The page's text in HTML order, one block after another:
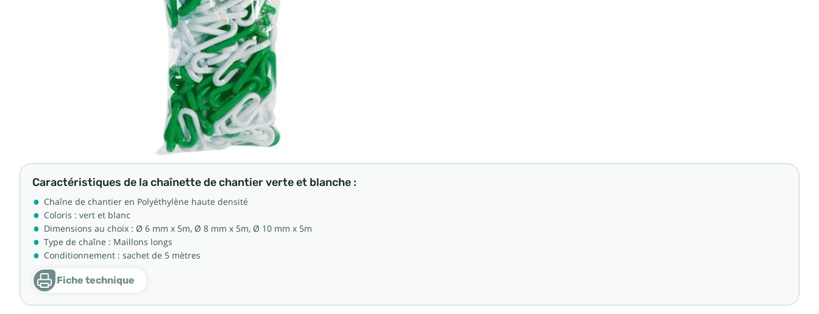
Caractéristiques de la chaînette de chantier verte et blanche :
Chaîne de chantier en Polyéthylène haute densité
Coloris : vert et blanc
Dimensions au choix : Ø 6 mm x 5m, Ø 8 mm x 5m, Ø 10 mm x 5m
Type de chaîne : Maillons longs
Conditionnement : sachet de 5 mètres
Fiche technique